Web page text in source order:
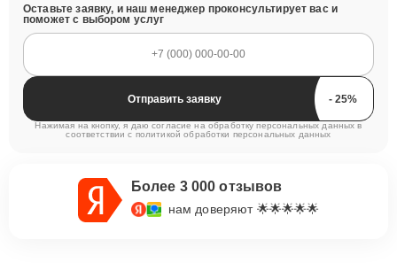
Оставьте заявку, и наш менеджер проконсультирует вас и
поможет с выбором услуг
Отправить заявку
Нажимая на кнопку, я даю согласие на обработку персональных данных в
соответствии с политикой обработки персональных данных
Более 3 000 отзывов
нам доверяют 🌟🌟🌟🌟🌟